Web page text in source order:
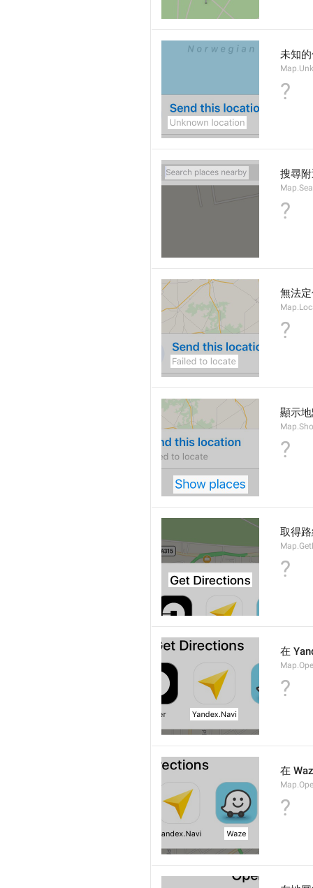
未知
?
搜尋
?
無法
?
顯示
?
取得
?
在
?
在
?